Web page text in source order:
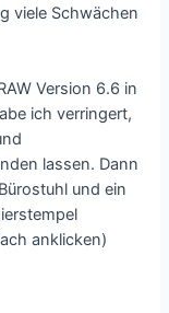
viele Schwächen
Version 6.6 in
ich verringert,
lassen. Dann
und ein
anklicken)